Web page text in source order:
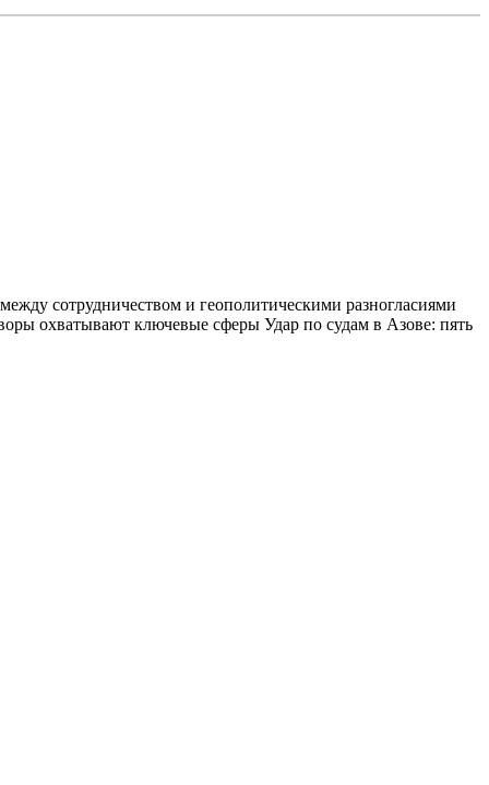
сотрудничеством и геополитическими разногласиями
охватывают ключевые сферы Удар по судам в Азове: пять